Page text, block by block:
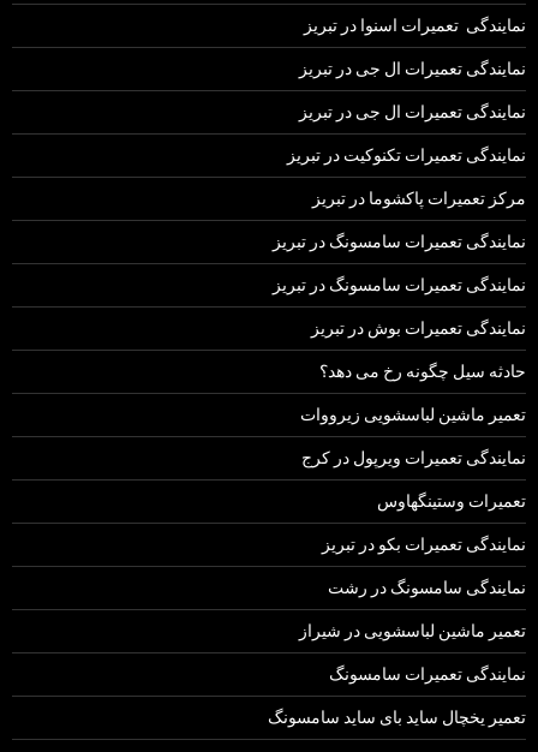
نمایندگی تعمیرات اسنوا در تبریز
نمایندگی تعمیرات ال جی در تبریز
نمایندگی تعمیرات ال جی در تبریز
نمایندگی تعمیرات تکنوکیت در تبریز
مرکز تعمیرات پاکشوما در تبریز
نمایندگی تعمیرات سامسونگ در تبریز
نمایندگی تعمیرات سامسونگ در تبریز
نمایندگی تعمیرات بوش در تبریز
حادثه سیل چگونه رخ می دهد؟
تعمیر ماشین لباسشویی زیرووات
نمایندگی تعمیرات ویرپول در کرج
تعمیرات وستینگهاوس
نمایندگی تعمیرات بکو در تبریز
نمایندگی سامسونگ در رشت
تعمیر ماشین لباسشویی در شیراز
نمایندگی تعمیرات سامسونگ
تعمیر یخچال ساید بای ساید سامسونگ